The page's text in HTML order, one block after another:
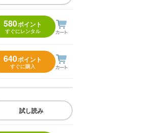
580ポイント
すぐにレンタル
640ポイント
すぐに購入
試し読み